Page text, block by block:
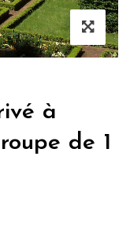
à
de 1